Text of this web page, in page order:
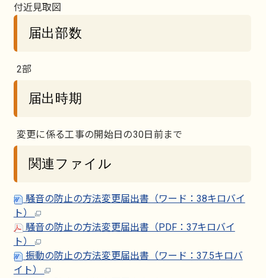
付近見取図
届出部数
2部
届出時期
変更に係る工事の開始日の30日前まで
関連ファイル
騒音の防止の方法変更届出書（ワード：38キロバイ
ト）
騒音の防止の方法変更届出書（PDF：37キロバイ
ト）
振動の防止の方法変更届出書（ワード：37.5キロバ
イト）